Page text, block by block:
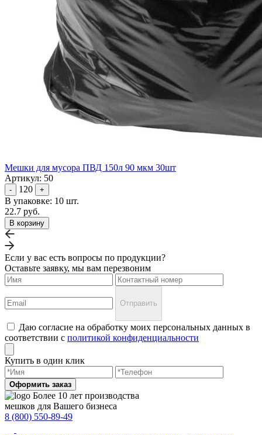
Мешки для мусора ПВД 150л 90 мкм 30шт
Артикул: 50
- 120 +
В упаковке: 10 шт.
22.7 руб.
В корзину
Если у вас есть вопросы по продукции?
Оставьте заявку, мы вам перезвоним
Отправить
Даю согласие на обработку моих персональных данных в
соответствии с политикой конфиденциальности
Купить в один клик
Оформить заказ
Более 10 лет производства
мешков для Вашего бизнеса
8 (800) 550-89-49